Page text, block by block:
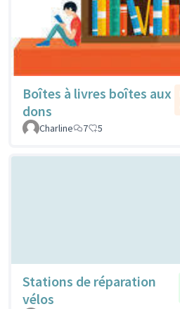
Boîtes à livres boîtes aux
dons
Charline
7 5
Stations de réparation
vélos